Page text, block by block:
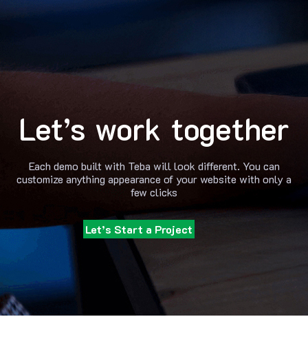
Let’s Start a Project
Let’s work together
Each demo built with Teba will look different. You can
customize anything appearance of your website with only a
few clicks